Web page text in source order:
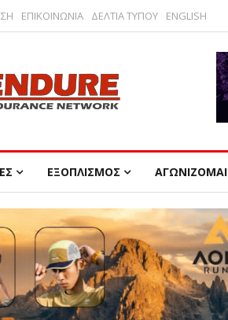
ΕΠΙΚΟΙΝΩΝΙΑ ΔΕΛΤΙΑ ΤΥΠΟΥ ENGLISH
ΕΞΟΠΛΙΣΜΟΣ ΑΓΩΝΙΖΟΜΑΙ